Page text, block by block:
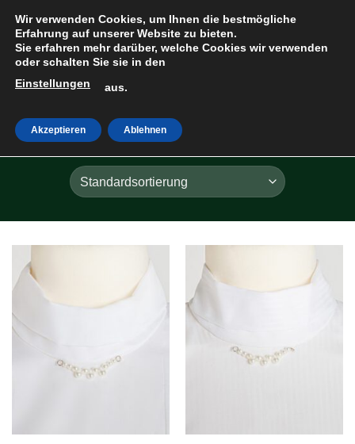
Inhalt
springen
HOME
FILTER
Wir verwenden Cookies, um Ihnen die bestmögliche
Erfahrung auf unserer Website zu bieten.
Sie erfahren mehr darüber, welche Cookies wir verwenden
oder schalten Sie sie in den
Einstellungen
aus.
Akzeptieren Ablehnen